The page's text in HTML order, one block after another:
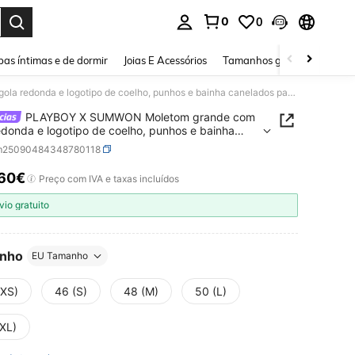
0 0
íntimas e de dormir Joias E Acessórios Tamanhos grandes
PLAYBOY X SUMWON Moletom grande com gola redonda e logotipo de coelho, punhos e bainha canelados para uso casual
PLAYBOY X SUMWON Moletom grande com
e logotipo de coelho, punhos e bainha
para uso casual
AND AVAILABILITY
Preço com IVA e taxas incluídos
gratuito
EU Tamanho
46 (S) 48 (M) 50 (L)